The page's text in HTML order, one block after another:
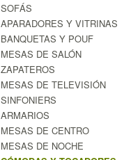
SOFÁS
APARADORES Y VITRINAS
BANQUETAS Y POUF
MESAS DE SALÓN
ZAPATEROS
MESAS DE TELEVISIÓN
SINFONIERS
ARMARIOS
MESAS DE CENTRO
MESAS DE NOCHE